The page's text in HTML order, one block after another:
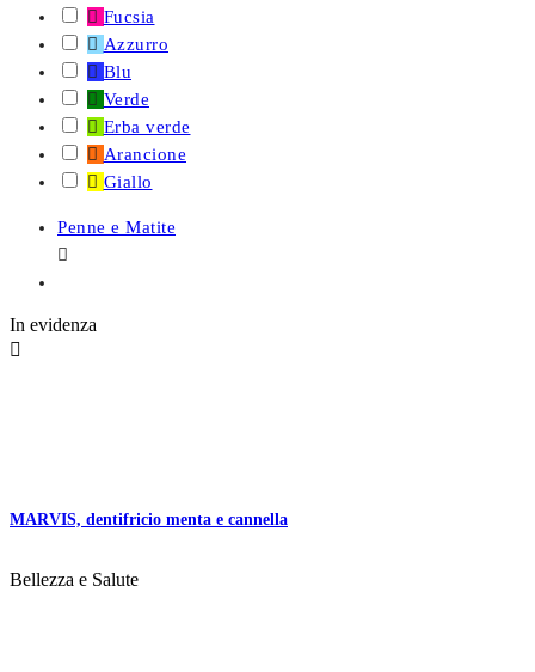
 Fucsia
 Azzurro
 Blu
 Verde
 Erba verde
 Arancione
 Giallo
Penne e Matite

In evidenza

MARVIS, dentifricio menta e cannella
Bellezza e Salute